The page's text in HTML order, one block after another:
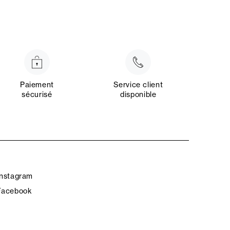
Paiement
sécurisé
Service client
disponible